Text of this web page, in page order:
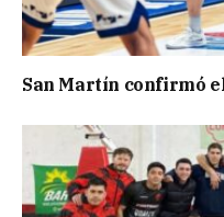
San Martín confirmó